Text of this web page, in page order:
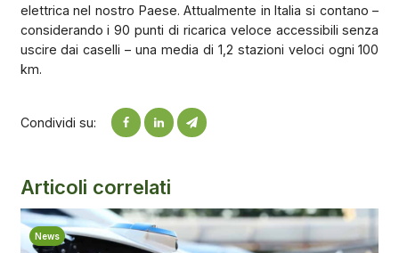
elettrica nel nostro Paese. Attualmente in Italia si contano –
considerando i 90 punti di ricarica veloce accessibili senza
uscire dai caselli – una media di 1,2 stazioni veloci ogni 100
km.
Condividi su:
Articoli correlati
News